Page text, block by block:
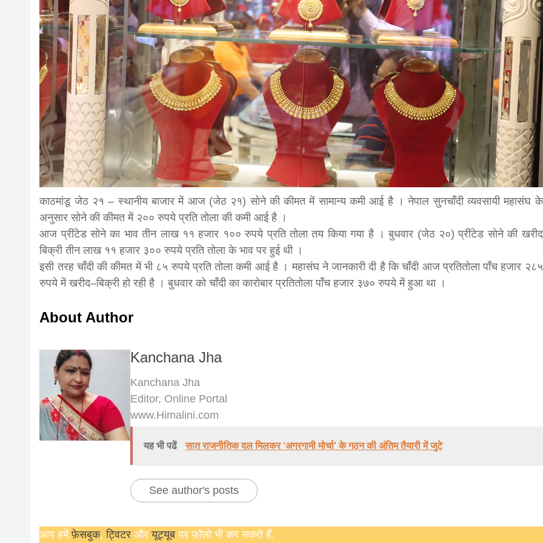
news,loan,bank
news, madhesh
khabar
काठमांडू जेठ २१ – स्थानीय बाजार में आज (जेठ २१) सोने की कीमत में सामान्य कमी आई है । नेपाल सुनचाँदी व्यवसायी महासंघ के
अनुसार सोने की कीमत में २०० रुपये प्रति तोला की कमी आई है ।
आज प्रींटेड सोने का भाव तीन लाख ११ हजार १०० रुपये प्रति तोला तय किया गया है । बुधवार (जेठ २०) प्रींटेड सोने की खरीद
बिक्री तीन लाख ११ हजार ३०० रुपये प्रति तोला के भाव पर हुई थी ।
इसी तरह चाँदी की कीमत में भी ८५ रुपये प्रति तोला कमी आई है । महासंघ ने जानकारी दी है कि चाँदी आज प्रतितोला पाँच हजार २८५
रुपये में खरीद–बिक्री हो रही है । बुधवार को चाँदी का कारोबार प्रतितोला पाँच हजार ३७० रुपये में हुआ था ।
About Author
Kanchana Jha
Kanchana Jha
Editor, Online Portal
www.Himalini.com
यह भी पढें सात राजनीतिक दल मिलकर ‘अग्रगामी मोर्चा’ के गठन की अंतिम तैयारी में जुटे
See author's posts
आप हमेंफ़ेसबुक,ट्विटरऔरयूट्यूब पर फ़ॉलो भी कर सकते हैं.
सदस्य के रूप में अपनी उम्मीदवारी दे चुकी रेणु दाहाल ने कहा है